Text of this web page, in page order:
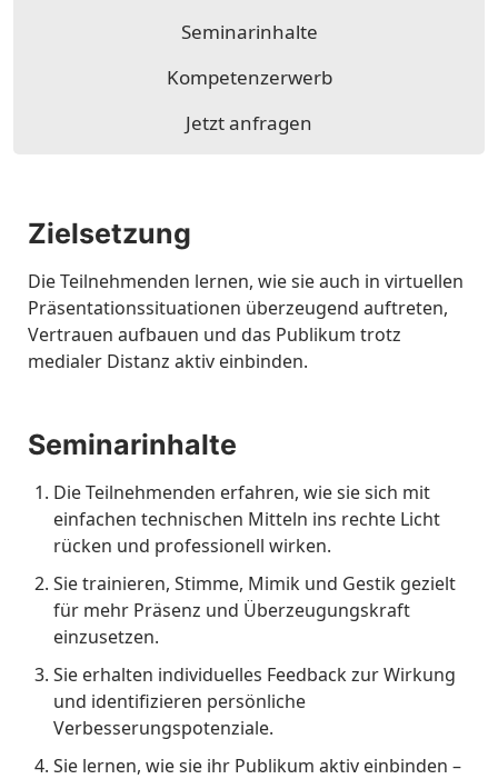
Seminarinhalte
Kompetenzerwerb
Jetzt anfragen
Zielsetzung
Die Teilnehmenden lernen, wie sie auch in virtuellen
Präsentationssituationen überzeugend auftreten,
Vertrauen aufbauen und das Publikum trotz
medialer Distanz aktiv einbinden.
Seminarinhalte
Die Teilnehmenden erfahren, wie sie sich mit
einfachen technischen Mitteln ins rechte Licht
rücken und professionell wirken.
Sie trainieren, Stimme, Mimik und Gestik gezielt
für mehr Präsenz und Überzeugungskraft
einzusetzen.
Sie erhalten individuelles Feedback zur Wirkung
und identifizieren persönliche
Verbesserungspotenziale.
Sie lernen, wie sie ihr Publikum aktiv einbinden –